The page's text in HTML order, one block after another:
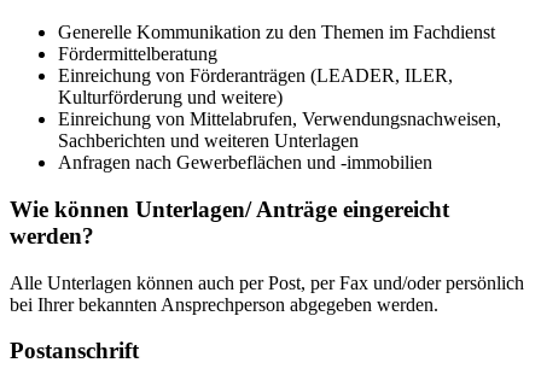
Generelle Kommunikation zu den Themen im Fachdienst
Fördermittelberatung
Einreichung von Förderanträgen (LEADER, ILER,
Kulturförderung und weitere)
Einreichung von Mittelabrufen, Verwendungsnachweisen,
Sachberichten und weiteren Unterlagen
Anfragen nach Gewerbeflächen und -immobilien
Wie können Unterlagen/ Anträge eingereicht
werden?
Alle Unterlagen können auch per Post, per Fax und/oder persönlich
bei Ihrer bekannten Ansprechperson abgegeben werden.
Postanschrift